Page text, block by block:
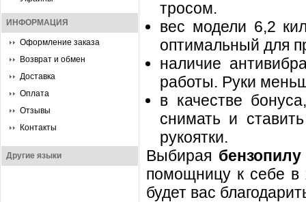
ИНФОРМАЦИЯ
Оформление заказа
Возврат и обмен
Доставка
Оплата
Отзывы
Контакты
Другие языки
тросом.
вес модели 6,2
оптимальный для
наличие
работы. Руки
в качестве
снимать и
рукоятки.
Выбирая
помощницу к себе в
будет вас